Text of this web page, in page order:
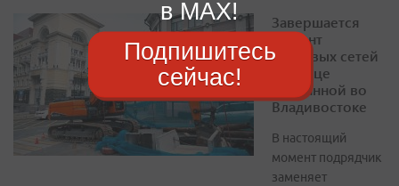
Завершается
ремонт
тепловых сетей
на улице
Фонтанной во
Владивостоке
В настоящий
момент подрядчик
заменяет
в MAX!
Подпишитесь
сейчас!